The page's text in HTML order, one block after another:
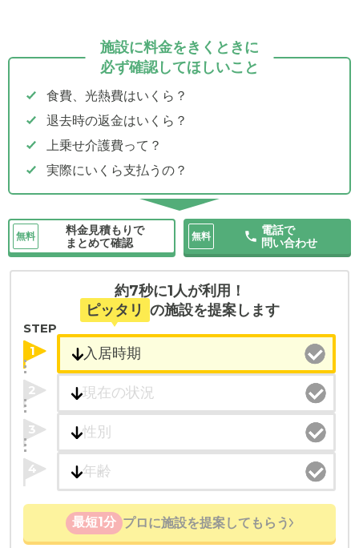
施設に料金をきくときに
必ず確認してほしいこと
食費、光熱費はいくら？
退去時の返金はいくら？
上乗せ介護費って？
実際にいくら支払うの？
無料
料金見積もりで
まとめて確認
無料
電話で
問い合わせ
約7秒に1人が利用！
ピッタリ の施設を提案します
STEP
1
2
3
4
最短1分 プロに施設を提案してもらう